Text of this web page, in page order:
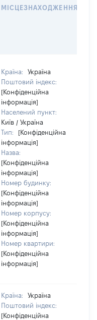
МІСЦЕЗНАХОДЖЕННЯ
Країна:
Україна
Поштовий індекс:
[Конфіденційна
інформація]
Населений пункт:
Київ / Україна
Тип:
[Конфіденційна
інформація]
Назва:
[Конфіденційна
інформація]
Номер будинку:
[Конфіденційна
інформація]
Номер корпусу:
[Конфіденційна
інформація]
Номер квартири:
[Конфіденційна
інформація]
Країна:
Україна
Поштовий індекс:
[Конфіденційна